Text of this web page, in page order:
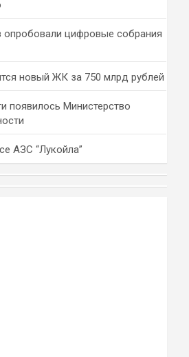
опробовали цифровые собрания
новый ЖК за 750 млрд рублей
появилось Министерство
АЗС “Лукойла”